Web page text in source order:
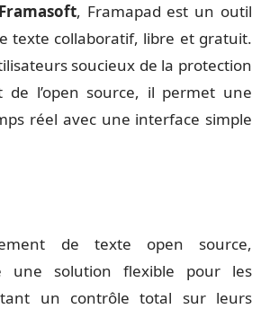
Framasoft, Framapad est un outil
texte collaboratif, libre et gratuit.
soucieux de la protection
de l’open source, il permet une
réel avec une interface simple
de texte open source,
une solution flexible pour les
un contrôle total sur leurs